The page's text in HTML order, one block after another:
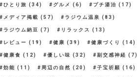
ひとり旅 (34) グルメ (6) プチ湯治 (17)
メディア掲載 (57) ラジウム温泉 (83)
ラジウム納豆 (7) リラックス (13)
レビュー (19) 健康 (39) 健康づくり (14)
健康食 (12) 優しい味 (32) 副交感神経 (7)
効能 (11) 周辺の自然 (20) 子宝祈願 (16)